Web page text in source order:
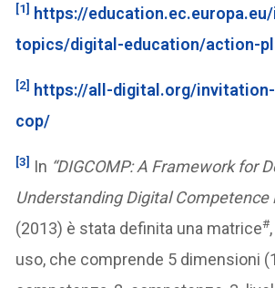
[1]
https://
topics/digital-education/action-
[2]
https://all-digital.org/
cop/
[3] In “DIGCOMP: A Framework for
Understanding Digital Competence
(2013) è stata definita una matrice#
uso, che comprende 5 dimensioni